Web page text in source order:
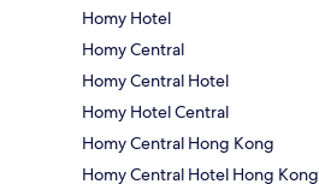
Homy Hotel
Homy Central
Homy Central Hotel
Homy Hotel Central
Homy Central Hong Kong
Homy Central Hotel Hong Kong